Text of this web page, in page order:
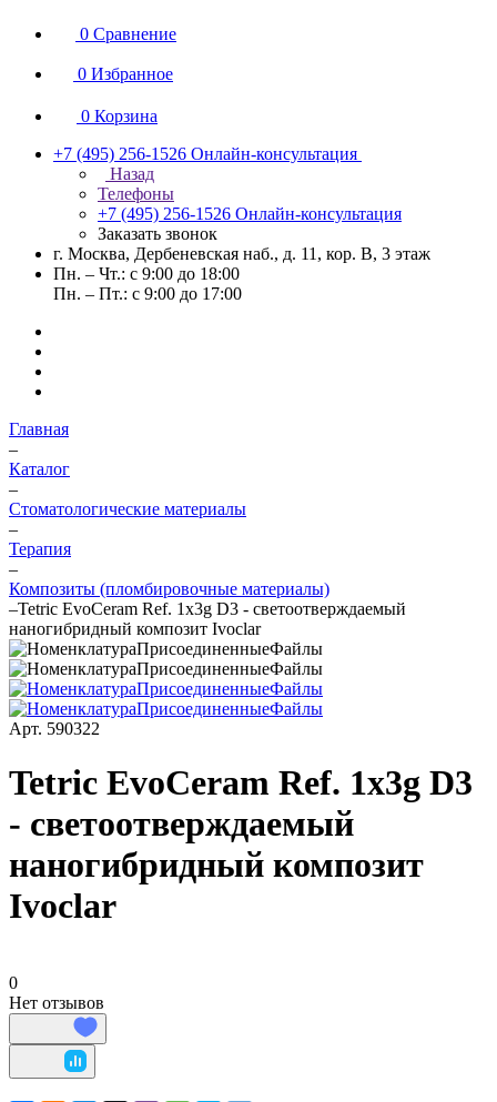
0 Сравнение
0 Избранное
0 Корзина
+7 (495) 256-1526 Онлайн-консультация
Назад
Телефоны
+7 (495) 256-1526 Онлайн-консультация
Заказать звонок
г. Москва, Дербеневская наб., д. 11, кор. В, 3 этаж
Пн. – Чт.: с 9:00 до 18:00
Пн. – Пт.: с 9:00 до 17:00
Главная
–
Каталог
–
Стоматологические материалы
–
Терапия
–
Композиты (пломбировочные материалы)
–Tetric EvoCeram Ref. 1x3g D3 - светоотверждаемый
наногибридный композит Ivoclar
Арт. 590322
Tetric EvoCeram Ref. 1x3g D3
- светоотверждаемый
наногибридный композит
Ivoclar
0
Нет отзывов